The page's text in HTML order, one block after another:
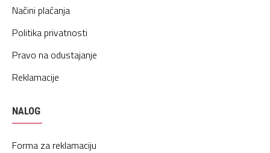
Načini plaćanja
Politika privatnosti
Pravo na odustajanje
Reklamacije
NALOG
Forma za reklamaciju